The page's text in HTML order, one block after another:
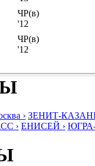
ЧР(в)
'12
ЧР(в)
'12
› ЗЕНИТ-
› ЕНИСЕЙ ›